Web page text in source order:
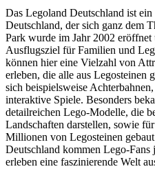
Das Legoland Deutschland ist
Deutschland, der sich ganz dem
Park wurde im Jahr 2002 eröffnet
Ausflugsziel für Familien und
können hier eine Vielzahl von
erleben, die alle aus Legosteinen
sich beispielsweise
interaktive Spiele. Besonders
detailreichen Lego-Modelle, die
Landschaften darstellen, sowie
Millionen von Legosteinen
Deutschland kommen Lego-
erleben eine faszinierende Welt